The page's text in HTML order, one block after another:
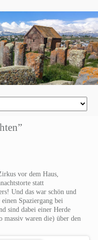
vor dem Haus,
statt
Und das war schön und
Spaziergang bei
sind dabei einer Herde
massiv waren die) über den